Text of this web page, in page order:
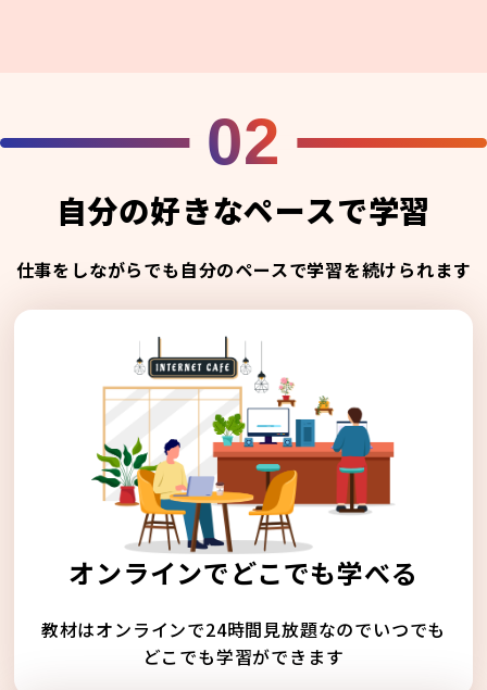
02
自分の好きなペースで学習
仕事をしながらでも自分のペースで学習を続けられます
オンラインでどこでも学べる
教材はオンラインで24時間見放題なのでいつでも
どこでも学習ができます